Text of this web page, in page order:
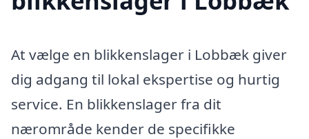
At vælge en blikkenslager i Lobbæk giver
dig adgang til lokal ekspertise og hurtig
service. En blikkenslager fra dit
nærområde kender de specifikke